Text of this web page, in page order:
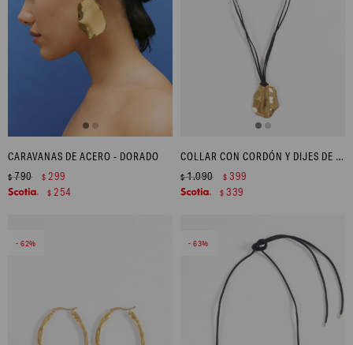
CARAVANAS DE ACERO - DORADO
$790 $ 299
$ 254
COLLAR CON CORDÓN Y DIJES DE ACERO - DORADO
$1.090 $ 399
$ 339
62 63